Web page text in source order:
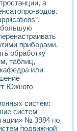
практикума по
по электротехнике
частотного анализа
«Технологии
«Прикладная
постоянного тока
ИИС на базе
а
водов.
большую
приборами,
обработку
таблиц,
или
Южного
систем:
систем
№ 3984 по
подвижной